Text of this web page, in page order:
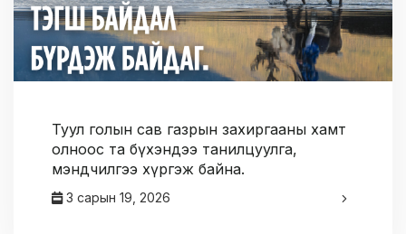
Туул голын сав газрын захиргааны хамт
олноос та бүхэндээ танилцуулга,
мэндчилгээ хүргэж байна.
3 сарын 19, 2026